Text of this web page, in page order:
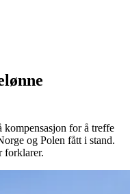
for å treffe
og Polen fått i stand.
forklarer.